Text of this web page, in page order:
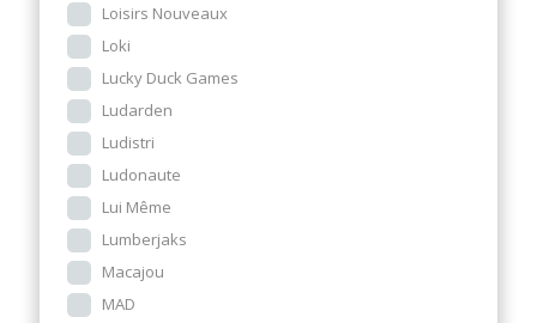
Loisirs Nouveaux
Loki
Lucky Duck Games
Ludarden
Ludistri
Ludonaute
Lui Même
Lumberjaks
Macajou
MAD